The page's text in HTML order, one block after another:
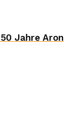
Jahre Aron